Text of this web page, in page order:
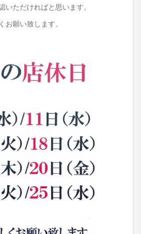
いただければと思います。
お願い致します。